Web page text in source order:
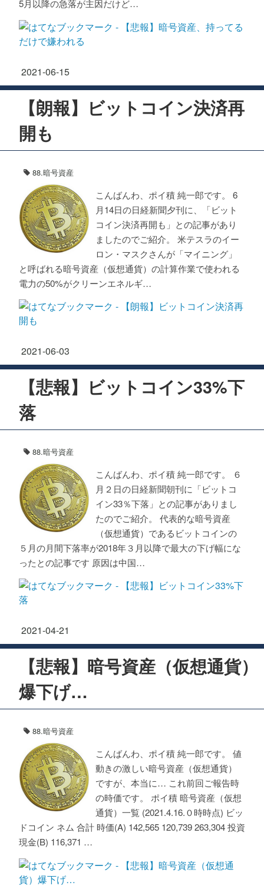
5月以降の急落が主因だけど…
2021-06-15
【朗報】ビットコイン決済再
開も
88.暗号資産
こんばんわ、ポイ積 純一郎です。 6
月14日の日経新聞夕刊に、「ビット
コイン決済再開も」との記事があり
ましたのでご紹介。 米テスラのイー
ロン・マスクさんが「マイニング」
と呼ばれる暗号資産（仮想通貨）の計算作業で使われる
電力の50%がクリーンエネルギ…
2021-06-03
【悲報】ビットコイン33%下
落
88.暗号資産
こんばんわ、ポイ積 純一郎です。 ６
月２日の日経新聞朝刊に「ビットコ
イン33％下落」との記事がありまし
たのでご紹介。 代表的な暗号資産
（仮想通貨）であるビットコインの
５月の月間下落率が2018年３月以降で最大の下げ幅にな
ったとの記事です 原因は中国…
2021-04-21
【悲報】暗号資産（仮想通貨）
爆下げ…
88.暗号資産
こんばんわ、ポイ積 純一郎です。 値
動きの激しい暗号資産（仮想通貨）
ですが、本当に… これ前回ご報告時
の時価です。 ポイ積 暗号資産（仮想
通貨）一覧 (2021.4.16.０時時点) ビッ
ドコイン ネム 合計 時価(A) 142,565 120,739 263,304 投資
現金(B) 116,371 …